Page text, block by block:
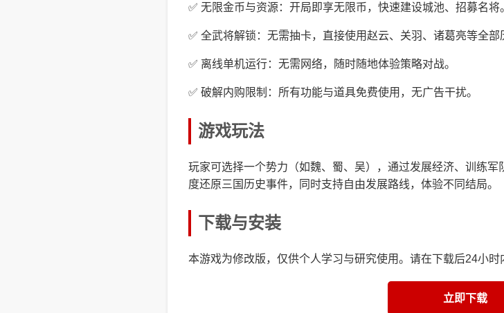
✅ 无限金币与资源：开局即享无限币，快速建设城池、招募名将
✅ 全武将解锁：无需抽卡，直接使用赵云、关羽、诸葛亮等全部
✅ 离线单机运行：无需网络，随时随地体验策略对战。
✅ 破解内购限制：所有功能与道具免费使用，无广告干扰。
游戏玩法
玩家可选择一个势力（如魏、蜀、吴），通过发展经济、训练
度还原三国历史事件，同时支持自由发展路线，体验不同结局。
下载与安装
本游戏为修改版，仅供个人学习与研究使用。请在下载后24小时
立即下载